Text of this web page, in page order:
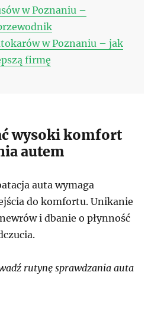
w Poznaniu –
w Poznaniu – jak
firmę
wysoki komfort
autem
auta wymaga
do komfortu. Unikanie
i dbanie o płynność
rutynę sprawdzania auta